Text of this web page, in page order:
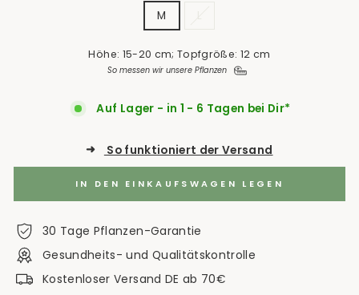
M
Höhe: 15-20 cm; Topfgröße: 12 cm
So messen wir unsere Pflanzen
Auf Lager - in 1 - 6 Tagen bei Dir*
➜ So funktioniert der Versand
IN DEN EINKAUFSWAGEN LEGEN
30 Tage Pflanzen-Garantie
Gesundheits- und Qualitätskontrolle
Kostenloser Versand DE ab 70€